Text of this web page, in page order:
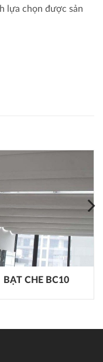
lựa chọn được sản
BẠT CHE BC10